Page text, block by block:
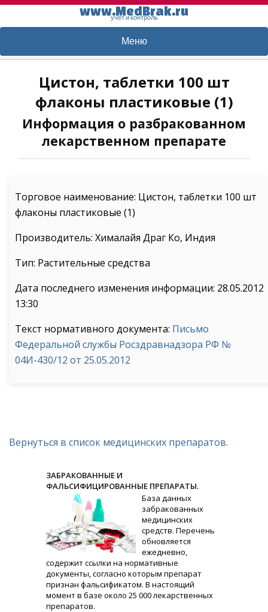
www.MedBrak.ru
учет и контроль
Меню
Цистон, таблетки 100 шт
флаконы пластиковые (1)
Информация о разбракованном
лекарственном препарате
Торговое наименование: Цистон, таблетки 100 шт
флаконы пластиковые (1)
Производитель: Хималайя Драг Ко, Индия
Тип: Растительные средства
Дата последнего изменения информации: 28.05.2012
13:30
Текст нормативного документа: Письмо
Федеральной службы Росздравнадзора РФ №
04И-430/12 от 25.05.2012
Вернуться в список медицинских препаратов.
ЗАБРАКОВАННЫЕ И
ФАЛЬСИФИЦИРОВАННЫЕ ПРЕПАРАТЫ.
База данных
забракованных
медицинских
средств. Перечень
обновляется
ежедневно,
содержит ссылки на нормативные
документы, согласно которым препарат
признан фальсификатом. В настоящий
момент в базе около 25 000 лекарственных
препаратов.